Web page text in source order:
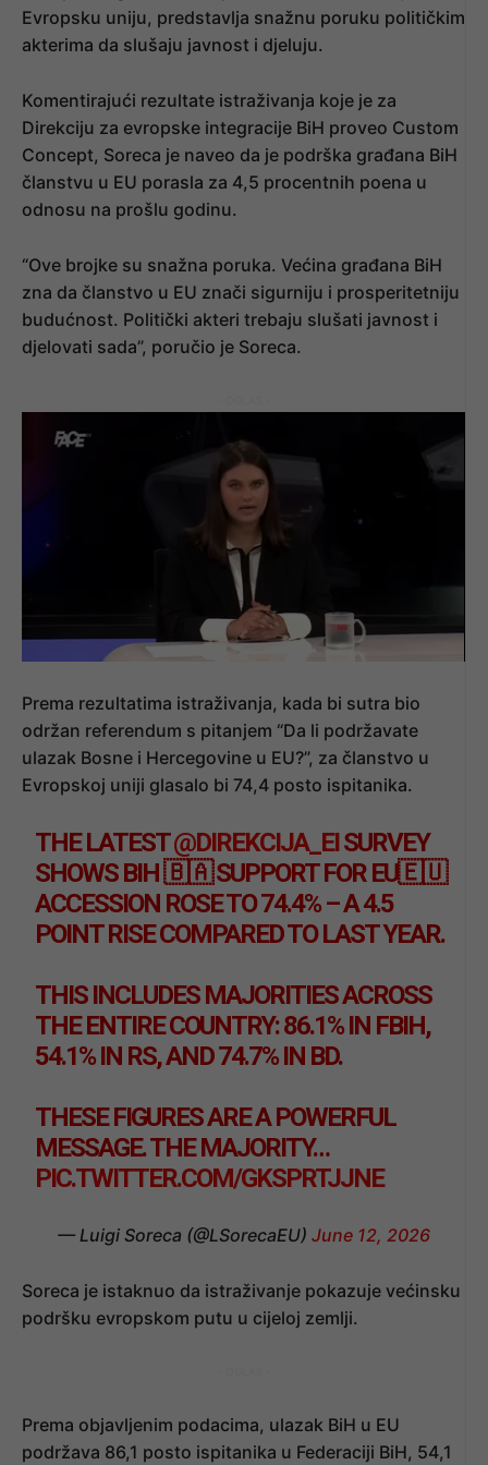
Evropsku uniju, predstavlja snažnu poruku političkim
akterima da slušaju javnost i djeluju.
Komentirajući rezultate istraživanja koje je za
Direkciju za evropske integracije BiH proveo Custom
Concept, Soreca je naveo da je podrška građana BiH
članstvu u EU porasla za 4,5 procentnih poena u
odnosu na prošlu godinu.
“Ove brojke su snažna poruka. Većina građana BiH
zna da članstvo u EU znači sigurniju i prosperitetniju
budućnost. Politički akteri trebaju slušati javnost i
djelovati sada”, poručio je Soreca.
Prema rezultatima istraživanja, kada bi sutra bio
održan referendum s pitanjem “Da li podržavate
ulazak Bosne i Hercegovine u EU?”, za članstvo u
Evropskoj uniji glasalo bi 74,4 posto ispitanika.
THE LATEST@DIREKCIJA_EISURVEY
SHOWS BIH 🇧🇦 SUPPORT FOR EU🇪🇺
ACCESSION ROSE TO 74.4% – A 4.5
POINT RISE COMPARED TO LAST YEAR.
THIS INCLUDES MAJORITIES ACROSS
THE ENTIRE COUNTRY: 86.1% IN FBIH,
54.1% IN RS, AND 74.7% IN BD.
THESE FIGURES ARE A POWERFUL
MESSAGE. THE MAJORITY…
PIC.TWITTER.COM/GKSPRTJJNE
— Luigi Soreca (@LSorecaEU) June 12, 2026
Soreca je istaknuo da istraživanje pokazuje većinsku
podršku evropskom putu u cijeloj zemlji.
Prema objavljenim podacima, ulazak BiH u EU
podržava 86,1 posto ispitanika u Federaciji BiH, 54,1